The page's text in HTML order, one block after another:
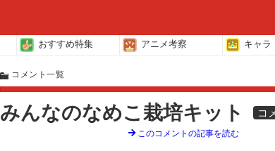
おすすめ特集 アニメ考察 キャラ
コメント一覧
みんなのなめこ栽培キット コ
このコメントの記事を読む